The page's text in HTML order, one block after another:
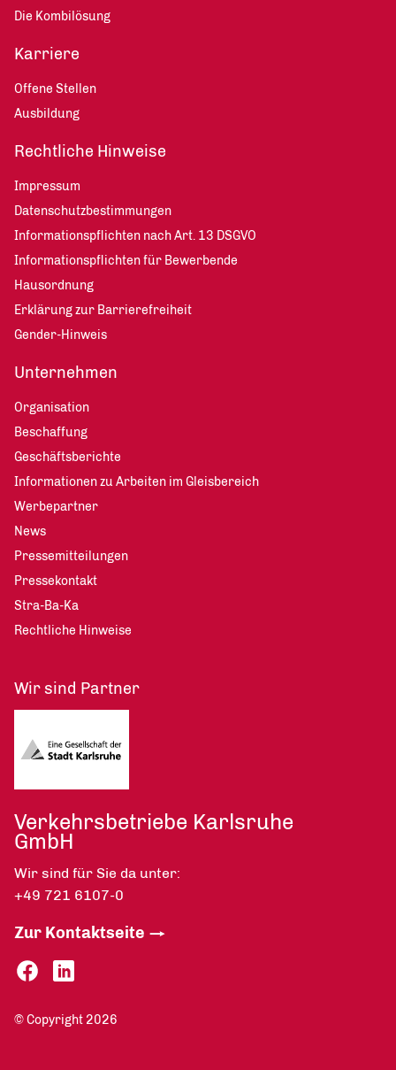
Die Kombilösung
Karriere
Offene Stellen
Ausbildung
Rechtliche Hinweise
Impressum
Datenschutzbestimmungen
Informationspflichten nach Art. 13 DSGVO
Informationspflichten für Bewerbende
Hausordnung
Erklärung zur Barrierefreiheit
Gender-Hinweis
Unternehmen
Organisation
Beschaffung
Geschäftsberichte
Informationen zu Arbeiten im Gleisbereich
Werbepartner
News
Pressemitteilungen
Pressekontakt
Stra-Ba-Ka
Rechtliche Hinweise
Wir sind Partner
Verkehrsbetriebe Karlsruhe
GmbH
Wir sind für Sie da unter:
+49 721 6107-0
Zur Kontaktseite
© Copyright 2026